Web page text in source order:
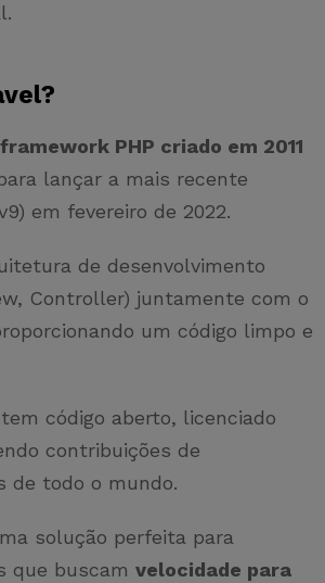
framework PHP criado em 2011
lançar a mais recente
em fevereiro de 2022.
de desenvolvimento
Controller) juntamente com o
um código limpo e
código aberto, licenciado
contribuições de
de todo o mundo.
solução perfeita para
que buscam velocidade para